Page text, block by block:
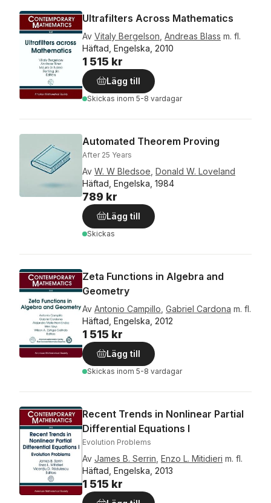
Ultrafilters Across Mathematics
Av Vitaly Bergelson Andreas Blass m. fl.
Häftad, Engelska, 2010
1 515 kr
Lägg till
Skickas inom 5-8 vardagar
Automated Theorem Proving
After 25 Years
Av W. W Bledsoe Donald W. Loveland
Häftad, Engelska, 1984
789 kr
Lägg till
Skickas
Zeta Functions in Algebra and
Geometry
Av Antonio Campillo Gabriel Cardona m. fl.
Häftad, Engelska, 2012
1 515 kr
Lägg till
Skickas inom 5-8 vardagar
Recent Trends in Nonlinear Partial
Differential Equations I
Evolution Problems
Av James B. Serrin Enzo L. Mitidieri m. fl.
Häftad, Engelska, 2013
1 515 kr